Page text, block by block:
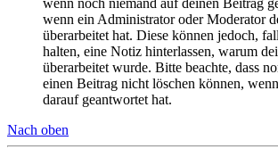
wenn noch niemand auf deinen Beitrag
wenn ein Administrator oder Moderator
überarbeitet hat. Diese können jedoch,
halten, eine Notiz hinterlassen, warum
überarbeitet wurde. Bitte beachte, dass
einen Beitrag nicht löschen können,
darauf geantwortet hat.
Nach oben